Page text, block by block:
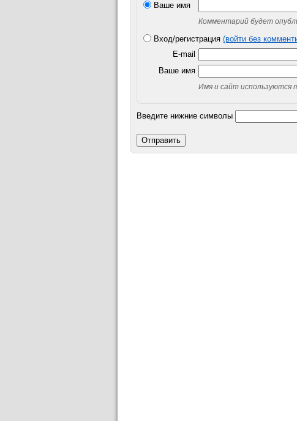
Ваше имя
Комментарий будет
Вход/регистрация (войти без
E-mail
Ваше имя
Имя и сайт используются
Введите нижние символы
Отправить